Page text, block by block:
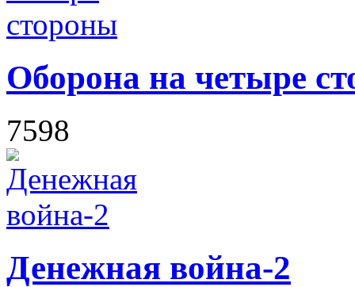
Оборона на четыре
7598
Денежная война-2